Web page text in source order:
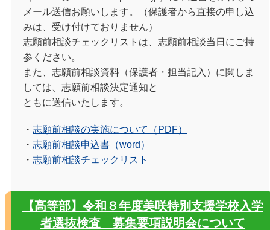
メール送信お願いします。（保護者から直接の申し込
みは、受け付けておりません）
志願前相談チェックリストは、志願前相談当日にご持
参ください。
また、志願前相談資料（保護者・担当記入）に関しま
しては、志願前相談決定通知と
ともに送信いたします。
・ 志願前相談の実施について（PDF）
・ 志願前相談申込書（word）
・ 志願前相談チェックリスト
【高等部】令和８年度美咲特別支援学校入学
者選抜検査 募集要項説明会について